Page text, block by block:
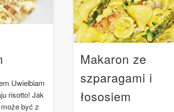
Uwielbiam
risotto! Jak
być z
Makaron ze
szparagami i
łososiem